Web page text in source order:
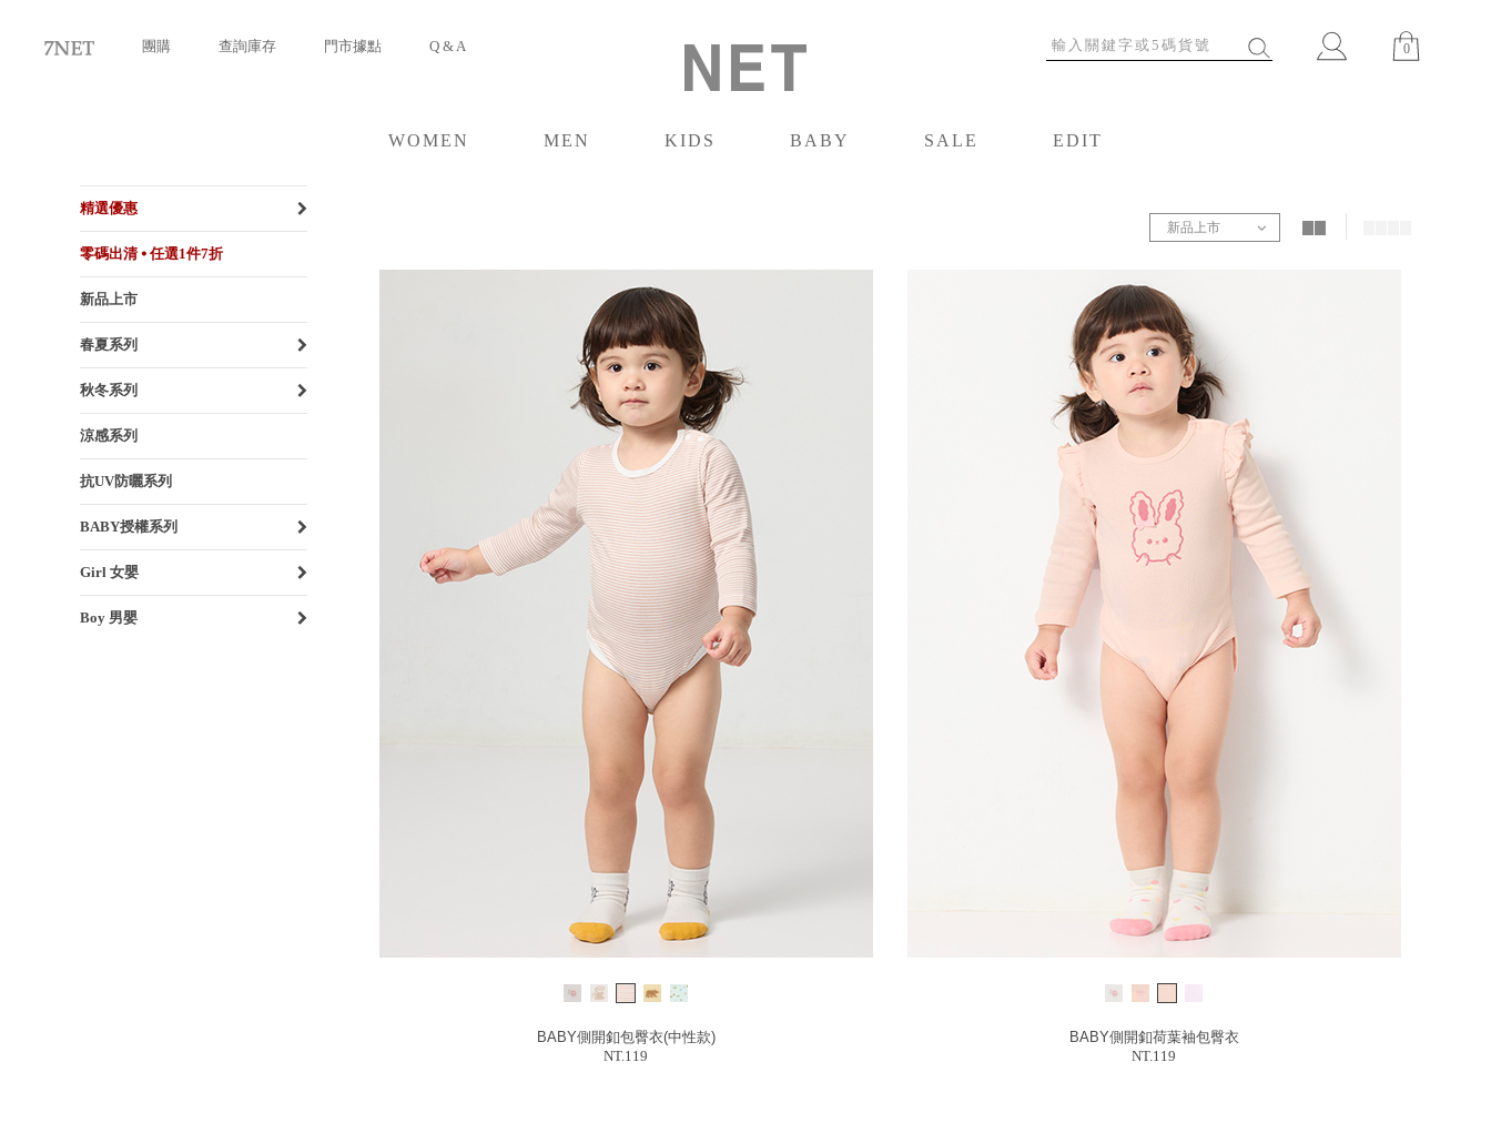
團購 查詢庫存 門市據點 Q & A 0
WOMEN
MEN
KIDS
BABY
SALE
EDIT
精選優惠
零碼出清 ⦁ 任選1件7折
新品上市
春夏系列
秋冬系列
涼感系列
抗UV防曬系列
BABY授權系列
Girl 女嬰
Boy 男嬰
新品上市
BABY側開釦包臀衣(中性款)
NT.119
BABY側開釦荷葉袖包臀衣
NT.119